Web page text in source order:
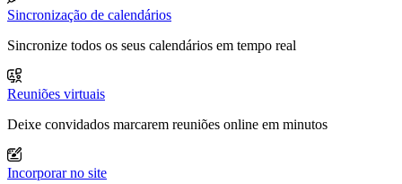
Sincronização de calendários
Sincronize todos os seus calendários em tempo real
Reuniões virtuais
Deixe convidados marcarem reuniões online em minutos
Incorporar no site